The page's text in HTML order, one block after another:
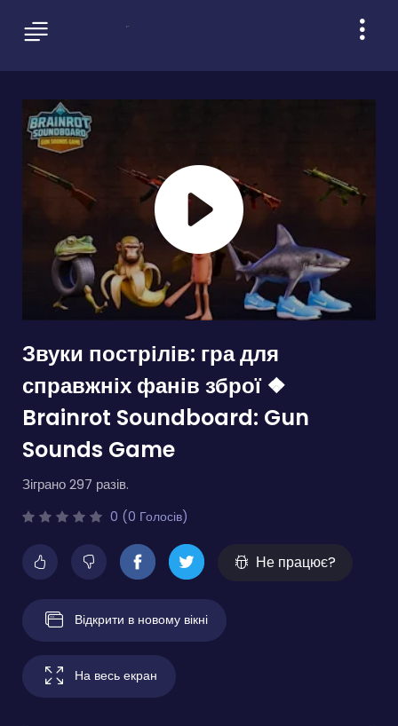
Звуки пострілів: гра для
справжніх фанів зброї ❖
Brainrot Soundboard: Gun
Sounds Game
Зіграно 297 разів.
0 (0 Голосів)
Не працює?
Відкрити в новому вікні
На весь екран